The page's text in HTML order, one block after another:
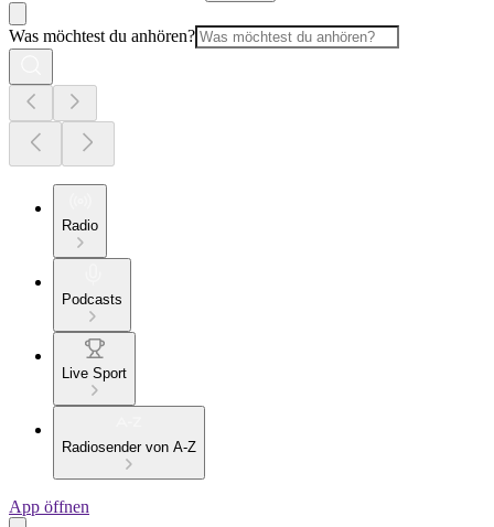
Was möchtest du anhören?
Radio
Podcasts
Live Sport
Radiosender von A-Z
App öffnen